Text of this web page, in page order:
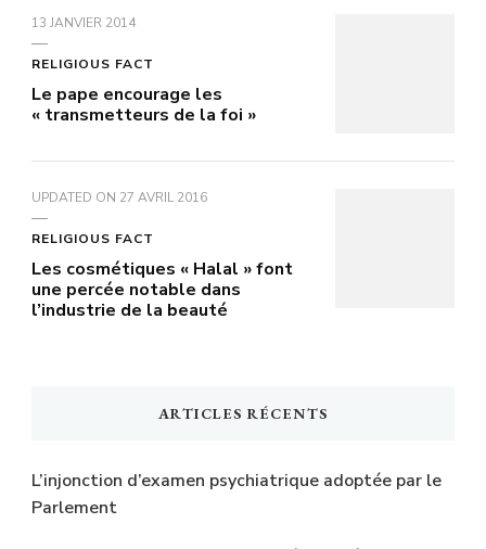
13 JANVIER 2014
RELIGIOUS FACT
Le pape encourage les
« transmetteurs de la foi »
UPDATED ON 27 AVRIL 2016
RELIGIOUS FACT
Les cosmétiques « Halal » font
une percée notable dans
l’industrie de la beauté
ARTICLES RÉCENTS
L’injonction d’examen psychiatrique adoptée par le
Parlement